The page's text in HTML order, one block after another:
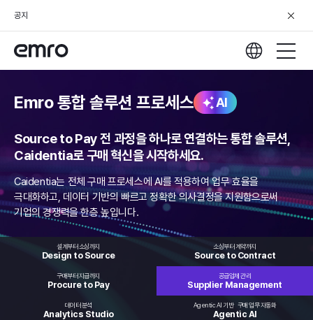
공지
Emro 통합 솔루션 프로세스 AI
Source to Pay 전 과정을 하나로 연결하는 통합 솔루션,
Caidentia로 구매 혁신을 시작하세요.
Caidentia는 전체 구매 프로세스에 AI를 적용하여 업무 효율을
극대화하고, 데이터 기반의 빠르고 정확한 의사결정을 지원함으로써
기업의 경쟁력을 한층 높입니다.
설계부터 소싱까지
Design to Source
소싱부터 계약까지
Source to Contract
구매부터 지급까지
Procure to Pay
공급업체 관리
Supplier Management
데이터 분석
Analytics Studio
Agentic AI 기반 구매 업무 자동화
Agentic AI